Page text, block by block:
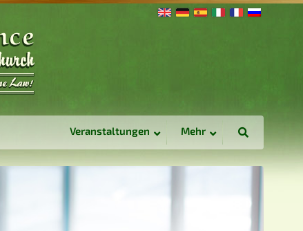
Veranstaltungen Mehr